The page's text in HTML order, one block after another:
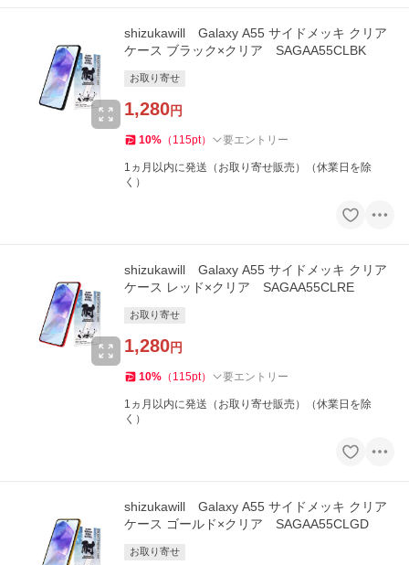
shizukawill Galaxy A55 サイドメッキ クリア
ケース ブラック×クリア SAGAA55CLBK
お取り寄せ
1,280円
10% （ 115pt） 要エントリー
1ヵ月以内に発送（お取り寄せ販売）（休業日を除
く）
shizukawill Galaxy A55 サイドメッキ クリア
ケース レッド×クリア SAGAA55CLRE
お取り寄せ
1,280円
10% （ 115pt） 要エントリー
1ヵ月以内に発送（お取り寄せ販売）（休業日を除
く）
shizukawill Galaxy A55 サイドメッキ クリア
ケース ゴールド×クリア SAGAA55CLGD
お取り寄せ